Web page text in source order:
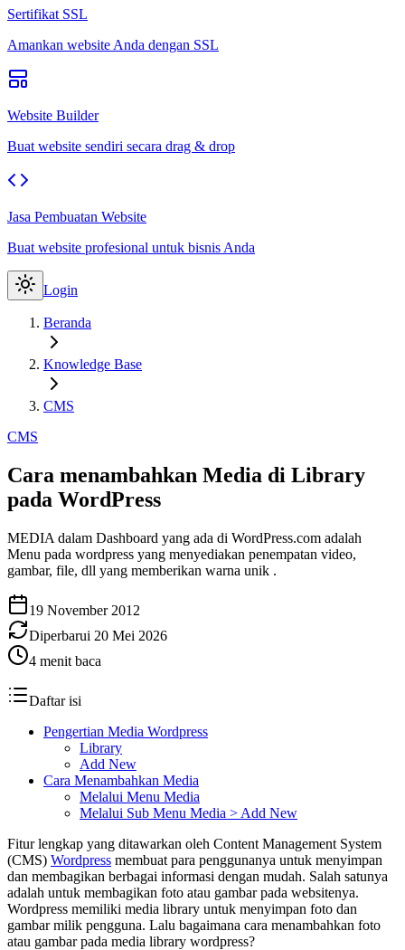
Sertifikat SSL
Amankan website Anda dengan SSL
Website Builder
Buat website sendiri secara drag & drop
Jasa Pembuatan Website
Buat website profesional untuk bisnis Anda
Login
Beranda
Knowledge Base
CMS
CMS
Cara menambahkan Media di Library
pada WordPress
MEDIA dalam Dashboard yang ada di WordPress.com adalah
Menu pada wordpress yang menyediakan penempatan video,
gambar, file, dll yang memberikan warna unik .
19 November 2012
Diperbarui 20 Mei 2026
4 menit baca
Daftar isi
Pengertian Media Wordpress
Library
Add New
Cara Menambahkan Media
Melalui Menu Media
Melalui Sub Menu Media > Add New
Fitur lengkap yang ditawarkan oleh Content Management System
(CMS) Wordpress membuat para penggunanya untuk menyimpan
dan membagikan berbagai informasi dengan mudah. Salah satunya
adalah untuk membagikan foto atau gambar pada websitenya.
Wordpress memiliki media library untuk menyimpan foto dan
gambar milik pengguna. Lalu bagaimana cara menambahkan foto
atau gambar pada media library wordpress?